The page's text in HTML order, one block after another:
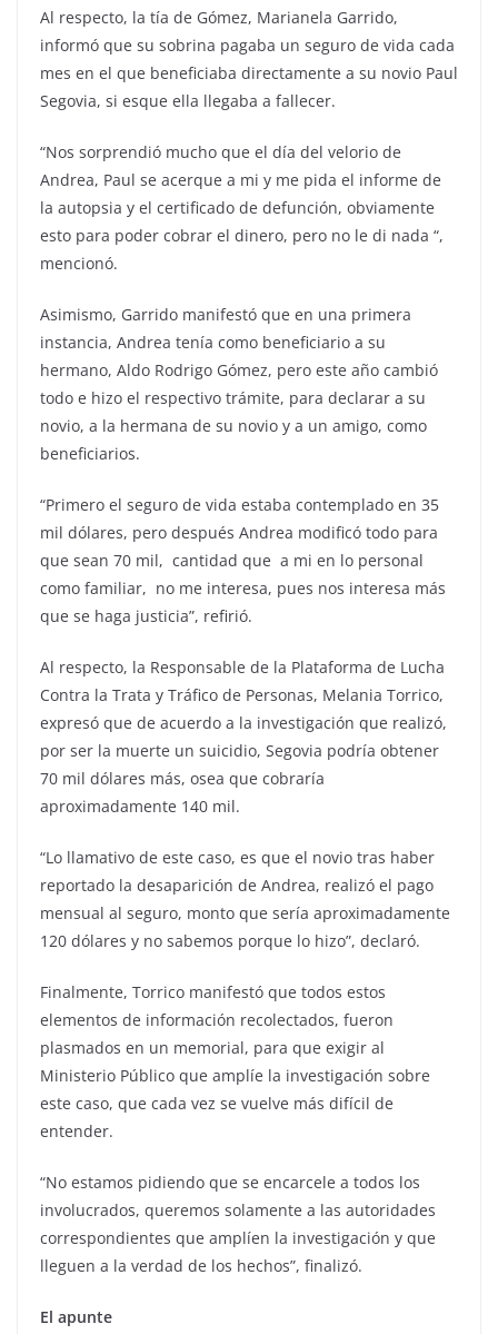
Al respecto, la tía de Gómez, Marianela Garrido,
informó que su sobrina pagaba un seguro de vida cada
mes en el que beneficiaba directamente a su novio Paul
Segovia, si esque ella llegaba a fallecer.
“Nos sorprendió mucho que el día del velorio de
Andrea, Paul se acerque a mi y me pida el informe de
la autopsia y el certificado de defunción, obviamente
esto para poder cobrar el dinero, pero no le di nada “,
mencionó.
Asimismo, Garrido manifestó que en una primera
instancia, Andrea tenía como beneficiario a su
hermano, Aldo Rodrigo Gómez, pero este año cambió
todo e hizo el respectivo trámite, para declarar a su
novio, a la hermana de su novio y a un amigo, como
beneficiarios.
“Primero el seguro de vida estaba contemplado en 35
mil dólares, pero después Andrea modificó todo para
que sean 70 mil, cantidad que a mi en lo personal
como familiar, no me interesa, pues nos interesa más
que se haga justicia”, refirió.
Al respecto, la Responsable de la Plataforma de Lucha
Contra la Trata y Tráfico de Personas, Melania Torrico,
expresó que de acuerdo a la investigación que realizó,
por ser la muerte un suicidio, Segovia podría obtener
70 mil dólares más, osea que cobraría
aproximadamente 140 mil.
“Lo llamativo de este caso, es que el novio tras haber
reportado la desaparición de Andrea, realizó el pago
mensual al seguro, monto que sería aproximadamente
120 dólares y no sabemos porque lo hizo”, declaró.
Finalmente, Torrico manifestó que todos estos
elementos de información recolectados, fueron
plasmados en un memorial, para que exigir al
Ministerio Público que amplíe la investigación sobre
este caso, que cada vez se vuelve más difícil de
entender.
“No estamos pidiendo que se encarcele a todos los
involucrados, queremos solamente a las autoridades
correspondientes que amplíen la investigación y que
lleguen a la verdad de los hechos”, finalizó.
El apunte